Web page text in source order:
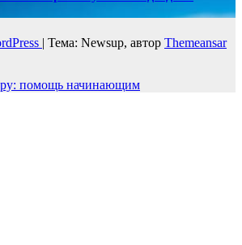
| Тема: Newsup, автор Themeansar
помощь начинающим